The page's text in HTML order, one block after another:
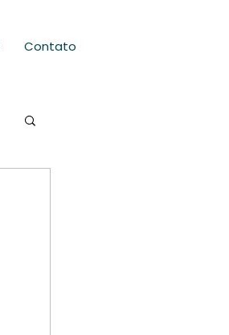
Contato